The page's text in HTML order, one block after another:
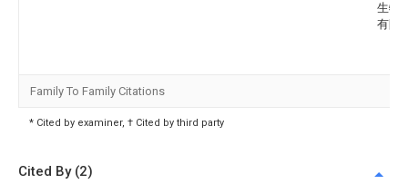
生物
有限
Family To Family Citations
* Cited by examiner, † Cited by third party
Cited By (2)